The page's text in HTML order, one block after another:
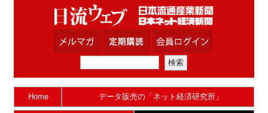
Home データ販売の「ネット経済研究所」